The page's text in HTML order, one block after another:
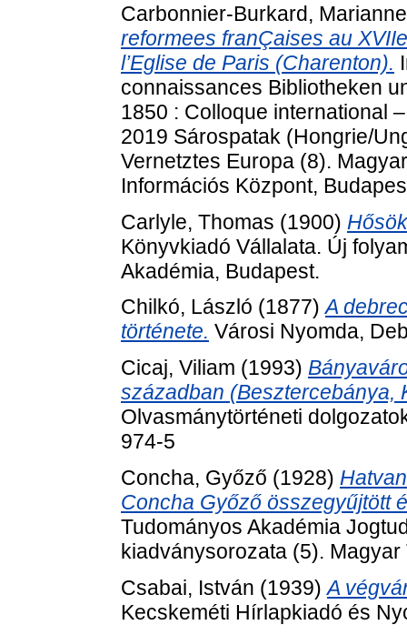
Carbonnier-Burkard, Marianne
reformees franÇaises au
l’Eglise de Paris (Charenton).
connaissances Bibliotheken
1850 : Colloque international
2019 Sárospatak (Hongrie/
Vernetztes Europa (8).
Információs Központ,
Carlyle, Thomas (1900)
Könyvkiadó Vállalata. Új
Akadémia, Budapest.
Chilkó, László (1877)A
története. Városi Nyomda,
Cicaj, Viliam (1993)
században (Besztercebánya,
Olvasmánytörténeti
974-5
Concha, Győző (1928)
Concha Győző összegyűjtött
Tudományos Akadémia
kiadványsorozata (5).
Csabai, István (1939)A
Kecskeméti Hírlapkiadó és